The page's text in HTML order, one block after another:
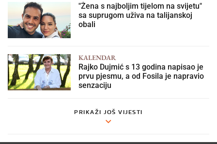
"Žena s najboljim tijelom na svijetu"
sa suprugom uživa na talijanskoj
obali
KALENDAR
Rajko Dujmić s 13 godina napisao je
prvu pjesmu, a od Fosila je napravio
senzaciju
PRIKAŽI JOŠ VIJESTI